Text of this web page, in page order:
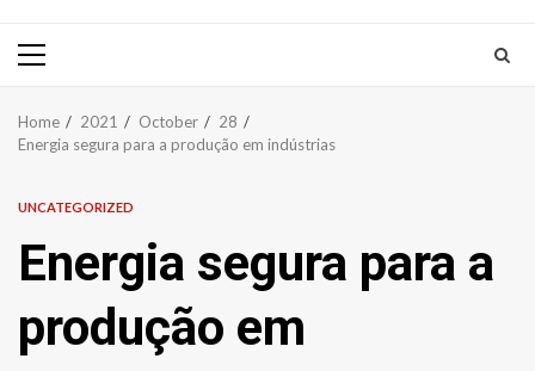
Primary
Home 2021 October
28
Energia segura para a produção em indústrias
UNCATEGORIZED
Energia segura para a
produção em